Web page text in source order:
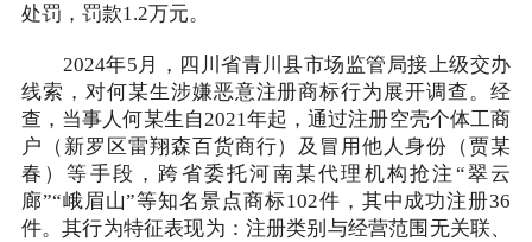
处罚，罚款1.2万元。
2024年5月，四川省青川县市场监管局接上级交办
线索，对何某生涉嫌恶意注册商标行为展开调查。经
查，当事人何某生自2021年起，通过注册空壳个体工商
户（新罗区雷翔森百货商行）及冒用他人身份（贾某
春）等手段，跨省委托河南某代理机构抢注“翠云
廊”“峨眉山”等知名景点商标102件，其中成功注册36
件。其行为特征表现为：注册类别与经营范围无关联、